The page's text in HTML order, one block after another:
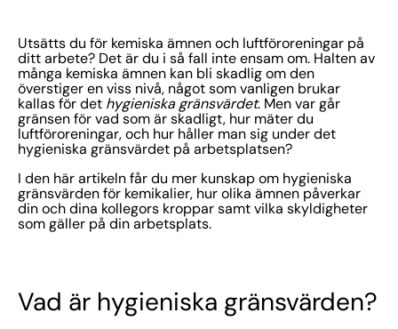
Utsätts du för kemiska ämnen och luftföroreningar på
ditt arbete? Det är du i så fall inte ensam om. Halten av
många kemiska ämnen kan bli skadlig om den
överstiger en viss nivå, något som vanligen brukar
kallas för det hygieniska gränsvärdet. Men var går
gränsen för vad som är skadligt, hur mäter du
luftföroreningar, och hur håller man sig under det
hygieniska gränsvärdet på arbetsplatsen?
I den här artikeln får du mer kunskap om hygieniska
gränsvärden för kemikalier, hur olika ämnen påverkar
din och dina kollegors kroppar samt vilka skyldigheter
som gäller på din arbetsplats.
Vad är hygieniska gränsvärden?